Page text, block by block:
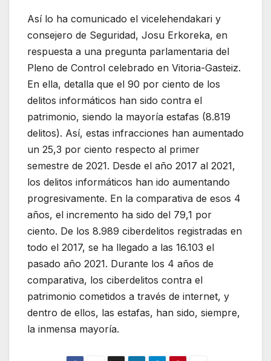
Así lo ha comunicado el vicelehendakari y
consejero de Seguridad, Josu Erkoreka, en
respuesta a una pregunta parlamentaria del
Pleno de Control celebrado en Vitoria-Gasteiz.
En ella, detalla que el 90 por ciento de los
delitos informáticos han sido contra el
patrimonio, siendo la mayoría estafas (8.819
delitos). Así, estas infracciones han aumentado
un 25,3 por ciento respecto al primer
semestre de 2021. Desde el año 2017 al 2021,
los delitos informáticos han ido aumentando
progresivamente. En la comparativa de esos 4
años, el incremento ha sido del 79,1 por
ciento. De los 8.989 ciberdelitos registradas en
todo el 2017, se ha llegado a las 16.103 el
pasado año 2021. Durante los 4 años de
comparativa, los ciberdelitos contra el
patrimonio cometidos a través de internet, y
dentro de ellos, las estafas, han sido, siempre,
la inmensa mayoría.